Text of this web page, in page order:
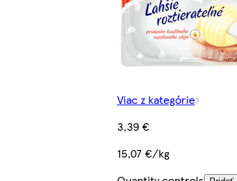
Viac z kategórie
3,39 €
15,07 €/kg